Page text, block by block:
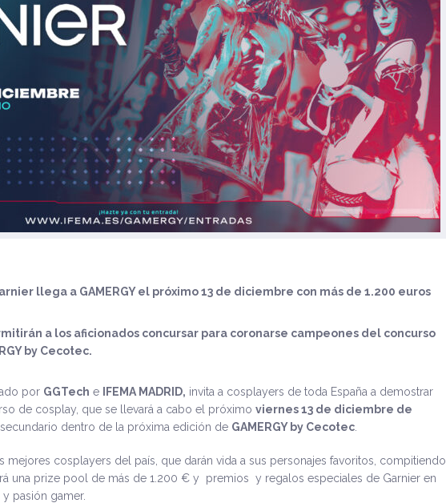
llega a GAMERGY el próximo 13 de diciembre con más de 1.200 euros
a los aficionados concursar para coronarse campeones del concurso
by Cecotec.
por GGTech e IFEMA MADRID, invita a cosplayers de toda España a demostrar
de cosplay, que se llevará a cabo el próximo viernes 13 de diciembre de
secundario dentro de la próxima edición de GAMERGY by Cecotec
mejores cosplayers del país, que darán vida a sus personajes favoritos, compitiendo
una prize pool de más de 1.200 € y premios y regalos especiales de Garnier en
pasión gamer.